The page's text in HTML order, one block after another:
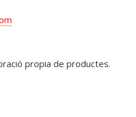
propia de productes.